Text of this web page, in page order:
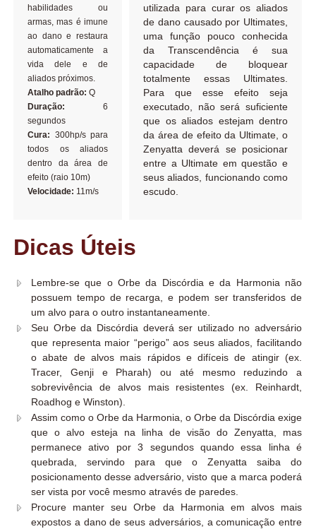
habilidades ou
armas, mas é imune
ao dano e restaura
automaticamente a
vida dele e de
aliados próximos.
Atalho padrão: Q
Duração: 6
segundos
Cura: 300hp/s para
todos os aliados
dentro da área de
efeito (raio 10m)
Velocidade: 11m/s
utilizada para curar os aliados
de dano causado por Ultimates,
uma função pouco conhecida
da Transcendência é sua
capacidade de bloquear
totalmente essas Ultimates.
Para que esse efeito seja
executado, não será suficiente
que os aliados estejam dentro
da área de efeito da Ultimate, o
Zenyatta deverá se posicionar
entre a Ultimate em questão e
seus aliados, funcionando como
escudo.
Dicas Úteis
Lembre-se que o Orbe da Discórdia e da Harmonia não
possuem tempo de recarga, e podem ser transferidos de
um alvo para o outro instantaneamente.
Seu Orbe da Discórdia deverá ser utilizado no adversário
que representa maior “perigo” aos seus aliados, facilitando
o abate de alvos mais rápidos e difíceis de atingir (ex.
Tracer, Genji e Pharah) ou até mesmo reduzindo a
sobrevivência de alvos mais resistentes (ex. Reinhardt,
Roadhog e Winston).
Assim como o Orbe da Harmonia, o Orbe da Discórdia exige
que o alvo esteja na linha de visão do Zenyatta, mas
permanece ativo por 3 segundos quando essa linha é
quebrada, servindo para que o Zenyatta saiba do
posicionamento desse adversário, visto que a marca poderá
ser vista por você mesmo através de paredes.
Procure manter seu Orbe da Harmonia em alvos mais
expostos a dano de seus adversários, a comunicação entre